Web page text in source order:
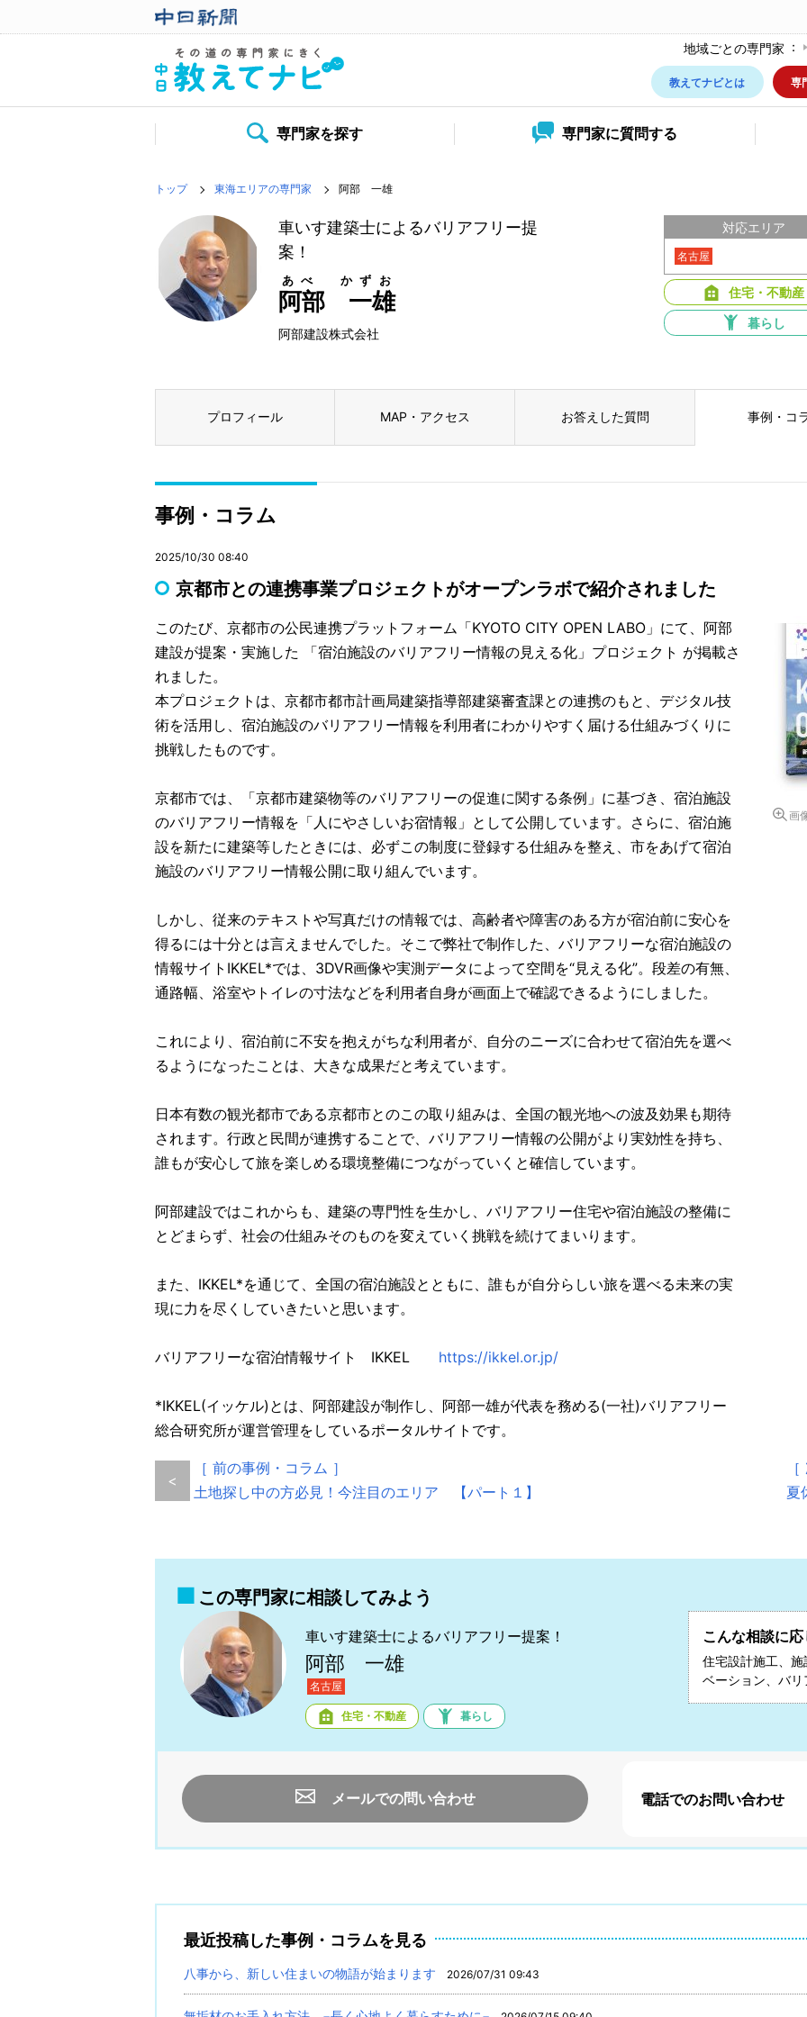
地域ごとの専門家
教えてナビとは 専
専門家を探す 専門家に質問する
トップ 東海エリアの専門家 阿部 一雄
車いす建築士によるバリアフリー提
案！
阿部 一雄
あべ かずお
阿部建設株式会社
対応エリア
名古屋
住宅・不動産
暮らし
プロフィール MAP・アクセス お答えした質問 事例・コ
事例・コラム
2025/10/30 08:40
京都市との連携事業プロジェクトがオープンラボで紹介されました
このたび、京都市の公民連携プラットフォーム「KYOTO CITY OPEN LABO」にて、阿部
建設が提案・実施した 「宿泊施設のバリアフリー情報の見える化」プロジェクト が掲載さ
れました。
本プロジェクトは、京都市都市計画局建築指導部建築審査課との連携のもと、デジタル技
術を活用し、宿泊施設のバリアフリー情報を利用者にわかりやすく届ける仕組みづくりに
挑戦したものです。
京都市では、「京都市建築物等のバリアフリーの促進に関する条例」に基づき、宿泊施設
のバリアフリー情報を「人にやさしいお宿情報」として公開しています。さらに、宿泊施
設を新たに建築等したときには、必ずこの制度に登録する仕組みを整え、市をあげて宿泊
施設のバリアフリー情報公開に取り組んでいます。
しかし、従来のテキストや写真だけの情報では、高齢者や障害のある方が宿泊前に安心を
得るには十分とは言えませんでした。そこで弊社で制作した、バリアフリーな宿泊施設の
情報サイトIKKEL*では、3DVR画像や実測データによって空間を“見える化”。段差の有無、
通路幅、浴室やトイレの寸法などを利用者自身が画面上で確認できるようにしました。
これにより、宿泊前に不安を抱えがちな利用者が、自分のニーズに合わせて宿泊先を選べ
るようになったことは、大きな成果だと考えています。
日本有数の観光都市である京都市とのこの取り組みは、全国の観光地への波及効果も期待
されます。行政と民間が連携することで、バリアフリー情報の公開がより実効性を持ち、
誰もが安心して旅を楽しめる環境整備につながっていくと確信しています。
阿部建設ではこれからも、建築の専門性を生かし、バリアフリー住宅や宿泊施設の整備に
とどまらず、社会の仕組みそのものを変えていく挑戦を続けてまいります。
また、IKKEL*を通じて、全国の宿泊施設とともに、誰もが自分らしい旅を選べる未来の実
現に力を尽くしていきたいと思います。
バリアフリーな宿泊情報サイト IKKEL https://ikkel.or.jp/
*IKKEL(イッケル)とは、阿部建設が制作し、阿部一雄が代表を務める(一社)バリアフリー
総合研究所が運営管理をしているポータルサイトです。
画
<
［ 前の事例・コラム ］
土地探し中の方必見！今注目のエリア 【パート１】
夏
この専門家に相談してみよう
車いす建築士によるバリアフリー提案！
阿部 一雄
名古屋
住宅・不動産 暮らし
こんな相談に応
住宅設計施工、
ベーション、バ
メールでの問い合わせ 電話でのお問い合わせ
最近投稿した事例・コラムを見る
八事から、新しい住まいの物語が始まります 2026/07/31 09:43